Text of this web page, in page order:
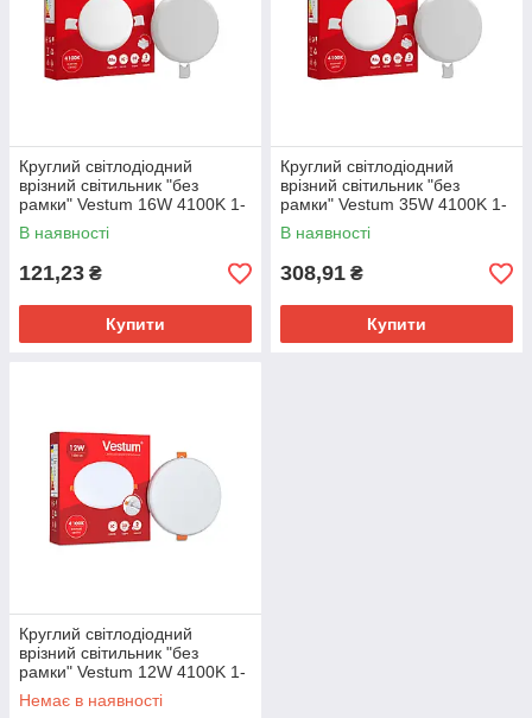
Круглий світлодіодний
врізний світильник "без
рамки" Vestum 16W 4100K 1-
VS-5512
В наявності
121,23 ₴
Купити
Круглий світлодіодний
врізний світильник "без
рамки" Vestum 35W 4100K 1-
VS-5514
В наявності
308,91 ₴
Купити
Круглий світлодіодний
врізний світильник "без
рамки" Vestum 12W 4100K 1-
VS-5505
Немає в наявності